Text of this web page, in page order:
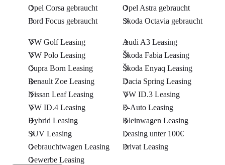
Opel Corsa gebraucht
Opel Astra gebraucht
Ford Focus gebraucht
Skoda Octavia gebraucht
VW Golf Leasing
Audi A3 Leasing
VW Polo Leasing
Škoda Fabia Leasing
Cupra Born Leasing
Škoda Enyaq Leasing
Renault Zoe Leasing
Dacia Spring Leasing
Nissan Leaf Leasing
VW ID.3 Leasing
VW ID.4 Leasing
E-Auto Leasing
Hybrid Leasing
Kleinwagen Leasing
SUV Leasing
Leasing unter 100€
Gebrauchtwagen Leasing
Privat Leasing
Gewerbe Leasing